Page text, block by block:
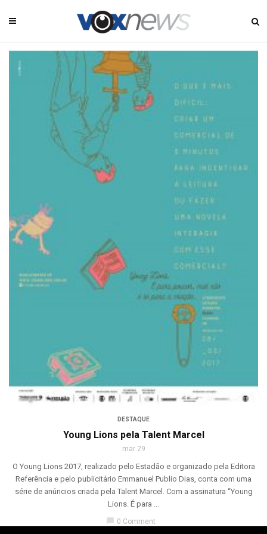
DESTAQUE
Young Lions pela Talent Marcel
mar 29
O Young Lions 2017, realizado pelo Estadão e organizado pela Editora
Referência e pelo publicitário Emmanuel Publio Dias, conta com uma
série de anúncios criada pela Talent Marcel. Com a assinatura “Young
Lions. É para ...
chat_bubble 0 Comment